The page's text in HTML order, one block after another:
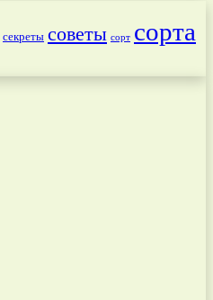
секреты советы сорт сорта